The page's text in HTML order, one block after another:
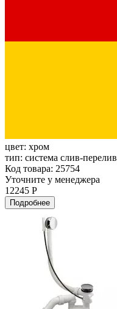
цвет: хром
тип: система слив-перелив
Код товара: 25754
Уточните у менеджера
12245 Р
Подробнее